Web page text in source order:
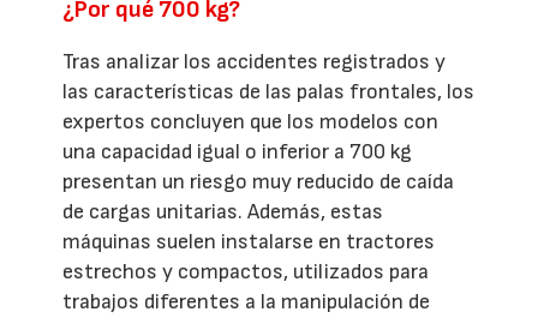
¿Por qué 700 kg?
Tras analizar los accidentes registrados y
las características de las palas frontales, los
expertos concluyen que los modelos con
una capacidad igual o inferior a 700 kg
presentan un riesgo muy reducido de caída
de cargas unitarias. Además, estas
máquinas suelen instalarse en tractores
estrechos y compactos, utilizados para
trabajos diferentes a la manipulación de